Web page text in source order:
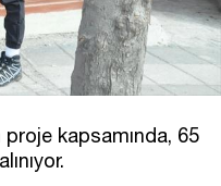
kapsamında, 65